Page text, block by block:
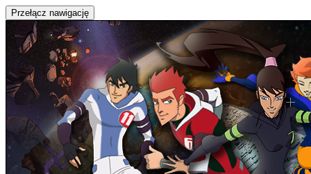
Przełącz nawigację